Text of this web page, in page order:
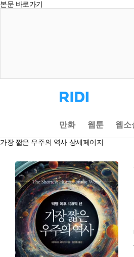
본문 바로가기
리
디
으
로
동
만화 웹툰 웹소
가장 짧은 우주의 역사 상세페이지